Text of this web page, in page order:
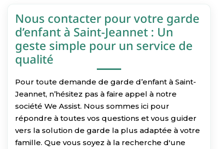
Nous contacter pour votre garde
d’enfant à Saint-Jeannet : Un
geste simple pour un service de
qualité
Pour toute demande de garde d’enfant à Saint-
Jeannet, n’hésitez pas à faire appel à notre
société We Assist. Nous sommes ici pour
répondre à toutes vos questions et vous guider
vers la solution de garde la plus adaptée à votre
famille. Que vous soyez à la recherche d'une